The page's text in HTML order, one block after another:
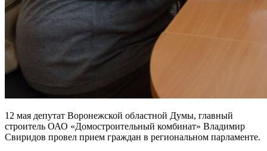
12 мая депутат Воронежской областной Думы, главный
строитель ОАО «Домостроительный комбинат» Владимир
Свиридов провел прием граждан в региональном парламенте.